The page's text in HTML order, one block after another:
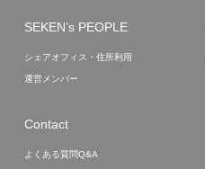
SEKEN’s PEOPLE
シェアオフィス・住所利用
運営メンバー
Contact
よくある質問Q&A